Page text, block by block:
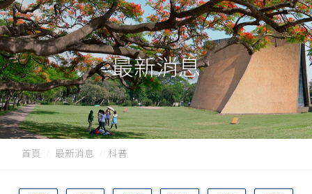
最新消息
首頁 最新消息 科普